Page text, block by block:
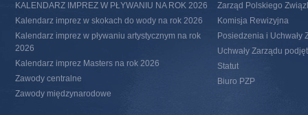
KALENDARZ IMPREZ W PŁYWANIU NA ROK 2026
Kalendarz imprez w skokach do wody na rok 2026
Kalendarz imprez w pływaniu artystycznym na rok
2026
Kalendarz imprez Masters na rok 2026
Zawody centralne
Zawody międzynarodowe
Zarząd Polskiego
Komisja Rewizyjna
Posiedzenia i Uchwały
Uchwały Zarządu
Statut
Biuro PZP